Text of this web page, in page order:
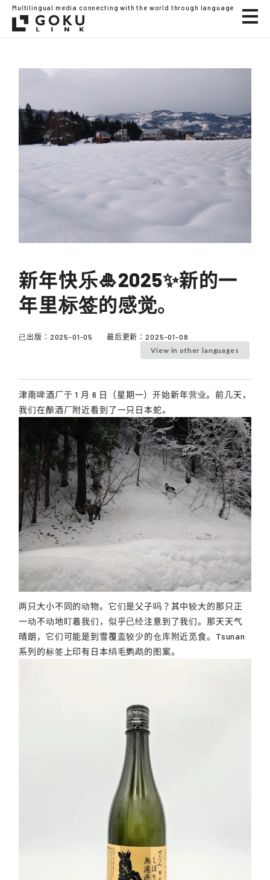
Multilingual media connecting with the world through language
新年快乐🎍2025✨新的一
年里标签的感觉。
已出版： 2025-01-05 最后更新： 2025-01-08
View in other languages
津南啤酒厂于 1 月 6 日（星期一）开始新年营业。前几天，
我们在酿酒厂附近看到了一只日本蛇。
两只大小不同的动物。它们是父子吗？其中较大的那只正
一动不动地盯着我们，似乎已经注意到了我们。那天天气
晴朗，它们可能是到雪覆盖较少的仓库附近觅食。Tsunan
系列的标签上印有日本绢毛鹦鹉的图案。